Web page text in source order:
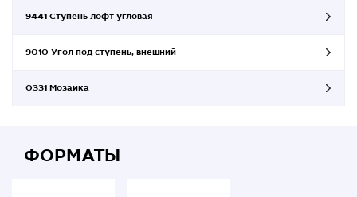
9441 Ступень лофт угловая
9010 Угол под ступень, внешний
0331 Мозаика
ФОРМАТЫ